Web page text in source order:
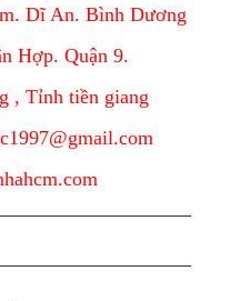
Dĩ An. Bình Dương
Hợp. Quận 9.
, Tỉnh tiền giang